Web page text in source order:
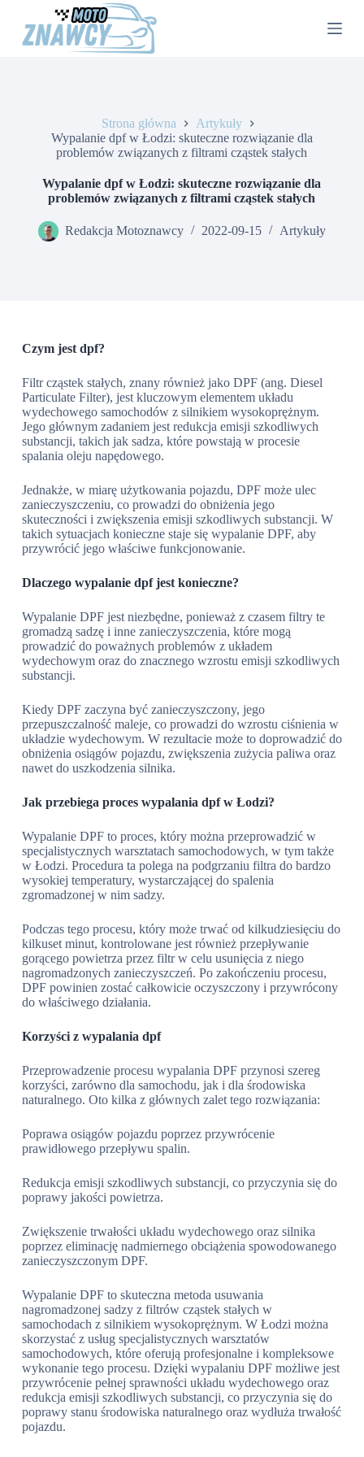
Strona główna
Artykuły
Wypalanie dpf w Łodzi: skuteczne rozwiązanie dla
problemów związanych z filtrami cząstek stałych
Wypalanie dpf w Łodzi: skuteczne rozwiązanie dla
problemów związanych z filtrami cząstek stałych
Redakcja Motoznawcy 2022-09-15 Artykuły
Czym jest dpf?
Filtr cząstek stałych, znany również jako DPF (ang. Diesel
Particulate Filter), jest kluczowym elementem układu
wydechowego samochodów z silnikiem wysokoprężnym.
Jego głównym zadaniem jest redukcja emisji szkodliwych
substancji, takich jak sadza, które powstają w procesie
spalania oleju napędowego.
Jednakże, w miarę użytkowania pojazdu, DPF może ulec
zanieczyszczeniu, co prowadzi do obniżenia jego
skuteczności i zwiększenia emisji szkodliwych substancji. W
takich sytuacjach konieczne staje się wypalanie DPF, aby
przywrócić jego właściwe funkcjonowanie.
Dlaczego wypalanie dpf jest konieczne?
Wypalanie DPF jest niezbędne, ponieważ z czasem filtry te
gromadzą sadzę i inne zanieczyszczenia, które mogą
prowadzić do poważnych problemów z układem
wydechowym oraz do znacznego wzrostu emisji szkodliwych
substancji.
Kiedy DPF zaczyna być zanieczyszczony, jego
przepuszczalność maleje, co prowadzi do wzrostu ciśnienia w
układzie wydechowym. W rezultacie może to doprowadzić do
obniżenia osiągów pojazdu, zwiększenia zużycia paliwa oraz
nawet do uszkodzenia silnika.
Jak przebiega proces wypalania dpf w Łodzi?
Wypalanie DPF to proces, który można przeprowadzić w
specjalistycznych warsztatach samochodowych, w tym także
w Łodzi. Procedura ta polega na podgrzaniu filtra do bardzo
wysokiej temperatury, wystarczającej do spalenia
zgromadzonej w nim sadzy.
Podczas tego procesu, który może trwać od kilkudziesięciu do
kilkuset minut, kontrolowane jest również przepływanie
gorącego powietrza przez filtr w celu usunięcia z niego
nagromadzonych zanieczyszczeń. Po zakończeniu procesu,
DPF powinien zostać całkowicie oczyszczony i przywrócony
do właściwego działania.
Korzyści z wypalania dpf
Przeprowadzenie procesu wypalania DPF przynosi szereg
korzyści, zarówno dla samochodu, jak i dla środowiska
naturalnego. Oto kilka z głównych zalet tego rozwiązania:
Poprawa osiągów pojazdu poprzez przywrócenie
prawidłowego przepływu spalin.
Redukcja emisji szkodliwych substancji, co przyczynia się do
poprawy jakości powietrza.
Zwiększenie trwałości układu wydechowego oraz silnika
poprzez eliminację nadmiernego obciążenia spowodowanego
zanieczyszczonym DPF.
Wypalanie DPF to skuteczna metoda usuwania
nagromadzonej sadzy z filtrów cząstek stałych w
samochodach z silnikiem wysokoprężnym. W Łodzi można
skorzystać z usług specjalistycznych warsztatów
samochodowych, które oferują profesjonalne i kompleksowe
wykonanie tego procesu. Dzięki wypalaniu DPF możliwe jest
przywrócenie pełnej sprawności układu wydechowego oraz
redukcja emisji szkodliwych substancji, co przyczynia się do
poprawy stanu środowiska naturalnego oraz wydłuża trwałość
pojazdu.